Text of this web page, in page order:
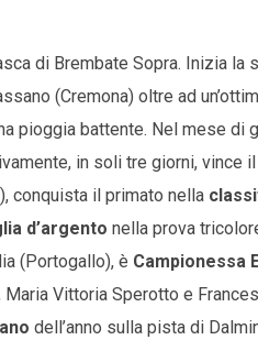
di Brembate Sopra. Inizia la
(Cremona) oltre ad
pioggia battente. Nel mese di
in soli tre giorni, vince il
conquista il primato nella
d’argento nella prova
(Portogallo), è Campionessa
Vittoria Sperotto e
dell’anno sulla pista di